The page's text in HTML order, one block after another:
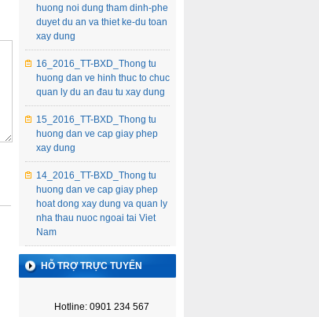
huong noi dung tham dinh-phe
duyet du an va thiet ke-du toan
xay dung
16_2016_TT-BXD_Thong tu
huong dan ve hinh thuc to chuc
quan ly du an đau tu xay dung
15_2016_TT-BXD_Thong tu
huong dan ve cap giay phep
xay dung
14_2016_TT-BXD_Thong tu
huong dan ve cap giay phep
hoat dong xay dung va quan ly
nha thau nuoc ngoai tai Viet
Nam
HỖ TRỢ TRỰC TUYẾN
Hotline: 0901 234 567